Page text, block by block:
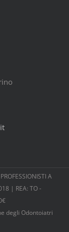
A
| REA: TO -
degli Odontoiatri